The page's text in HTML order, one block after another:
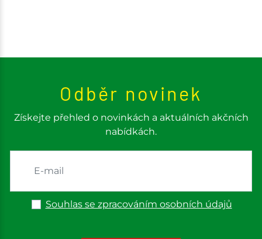
Odběr novinek
Získejte přehled o novinkách a aktuálních akčních
nabídkách.
Souhlas se zpracováním osobních údajů